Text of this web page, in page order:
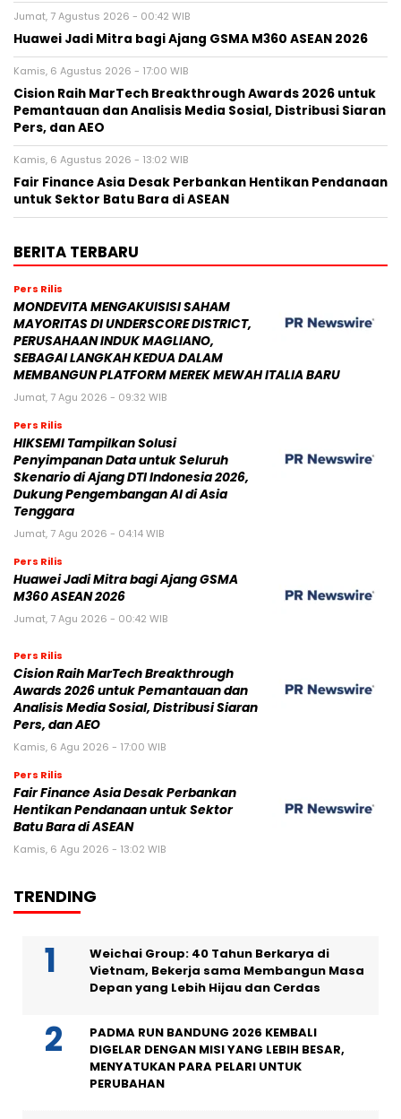
Jumat, 7 Agustus 2026 - 00:42 WIB
Huawei Jadi Mitra bagi Ajang GSMA M360 ASEAN 2026
Kamis, 6 Agustus 2026 - 17:00 WIB
Cision Raih MarTech Breakthrough Awards 2026 untuk
Pemantauan dan Analisis Media Sosial, Distribusi Siaran
Pers, dan AEO
Kamis, 6 Agustus 2026 - 13:02 WIB
Fair Finance Asia Desak Perbankan Hentikan Pendanaan
untuk Sektor Batu Bara di ASEAN
BERITA TERBARU
Pers Rilis
MONDEVITA MENGAKUISISI SAHAM
MAYORITAS DI UNDERSCORE DISTRICT,
PERUSAHAAN INDUK MAGLIANO,
SEBAGAI LANGKAH KEDUA DALAM
MEMBANGUN PLATFORM MEREK MEWAH ITALIA BARU
Jumat, 7 Agu 2026 - 09:32 WIB
Pers Rilis
HIKSEMI Tampilkan Solusi
Penyimpanan Data untuk Seluruh
Skenario di Ajang DTI Indonesia 2026,
Dukung Pengembangan AI di Asia
Tenggara
Jumat, 7 Agu 2026 - 04:14 WIB
Pers Rilis
Huawei Jadi Mitra bagi Ajang GSMA
M360 ASEAN 2026
Jumat, 7 Agu 2026 - 00:42 WIB
Pers Rilis
Cision Raih MarTech Breakthrough
Awards 2026 untuk Pemantauan dan
Analisis Media Sosial, Distribusi Siaran
Pers, dan AEO
Kamis, 6 Agu 2026 - 17:00 WIB
Pers Rilis
Fair Finance Asia Desak Perbankan
Hentikan Pendanaan untuk Sektor
Batu Bara di ASEAN
Kamis, 6 Agu 2026 - 13:02 WIB
TRENDING
Weichai Group: 40 Tahun Berkarya di
Vietnam, Bekerja sama Membangun Masa
Depan yang Lebih Hijau dan Cerdas
PADMA RUN BANDUNG 2026 KEMBALI
DIGELAR DENGAN MISI YANG LEBIH BESAR,
MENYATUKAN PARA PELARI UNTUK
PERUBAHAN